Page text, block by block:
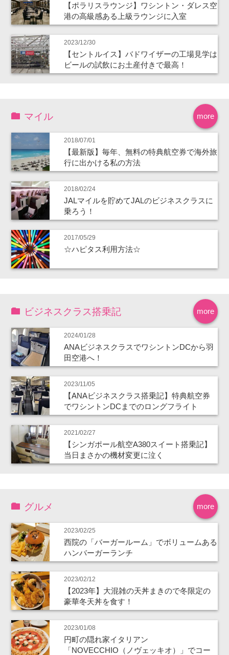
【ポラリスラウンジ】ワシントン・ダレス空
港の高級感ある上級ラウンジに入室
2023/12/30
【セントルイス】バドワイザーの工場見学は
ビールの試飲にお土産付きで最高！
more
マイル
2018/07/01
【最新版】毎年、無料の特典航空券で海外旅
行に出かける私の方法
2018/02/24
JALマイルを貯めてJALのビジネスクラスに
乗ろう！
2017/05/29
☆ハピタス利用方法☆
more
ビジネスクラス搭乗記
2024/01/28
ANAビジネスクラスでワシントンDCから羽
田空港へ！
2023/11/05
【ANAビジネスクラス搭乗記】特典航空券
でワシントンDCまでのロングフライト
2021/02/27
【シンガポール航空A380スイート搭乗記】
当日まさかの機材変更に泣く
more
グルメ
2023/02/25
西院の「バーガールーム」でボリュームある
ハンバーガーランチ
2023/02/12
【2023年】大混雑の天丼まきので冬限定の
豪華冬天丼を食す！
2023/01/08
円町の隠れ家イタリアン
「NOVECCHIO（ノヴェッキオ）」でコー